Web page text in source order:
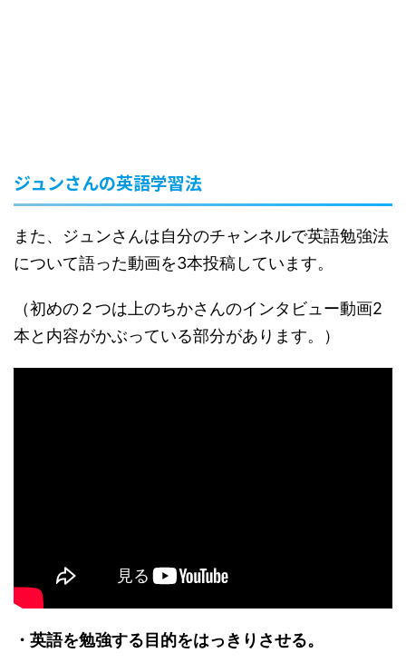
ジュンさんの英語学習法
また、ジュンさんは自分のチャンネルで英語勉強法
について語った動画を3本投稿しています。
（初めの２つは上のちかさんのインタビュー動画2
本と内容がかぶっている部分があります。）
・英語を勉強する目的をはっきりさせる。